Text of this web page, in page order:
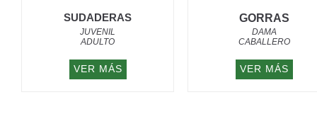
SUDADERAS
JUVENIL
ADULTO
VER MÁS
GORRAS
DAMA
CABALLERO
VER MÁS